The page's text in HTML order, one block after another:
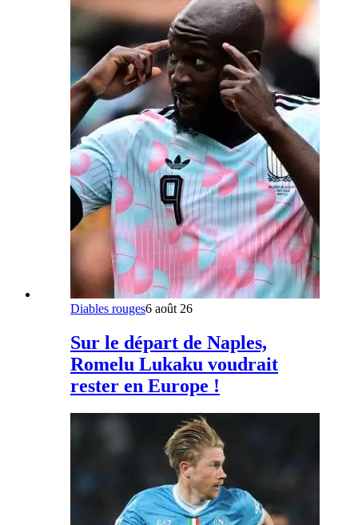
Diables rouges6 août 26
Sur le départ de Naples,
Romelu Lukaku voudrait
rester en Europe !